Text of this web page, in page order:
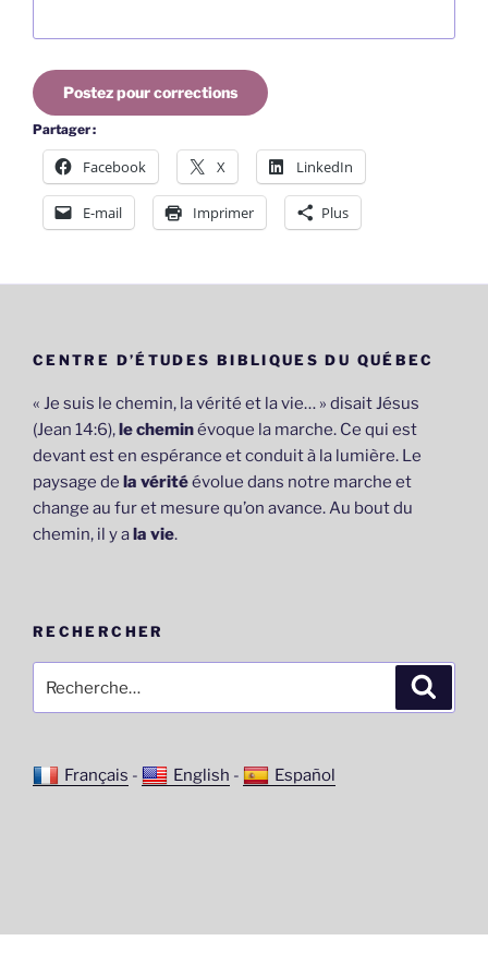
Postez pour corrections
Partager :
Facebook X LinkedIn
E-mail Imprimer Plus
CENTRE D’ÉTUDES BIBLIQUES DU QUÉBEC
« Je suis le chemin, la vérité et la vie… » disait Jésus
(Jean 14:6),le cheminévoque la marche. Ce qui est
devant est en espérance et conduit à la lumière. Le
paysage de la véritéévolue dans notre marche et
change au fur et mesure qu’on avance. Au bout du
chemin, il y ala vie.
RECHERCHER
pour
Français - English - Español